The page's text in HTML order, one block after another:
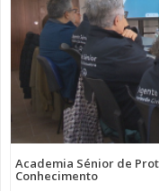
Academia Sénior de
Conhecimento